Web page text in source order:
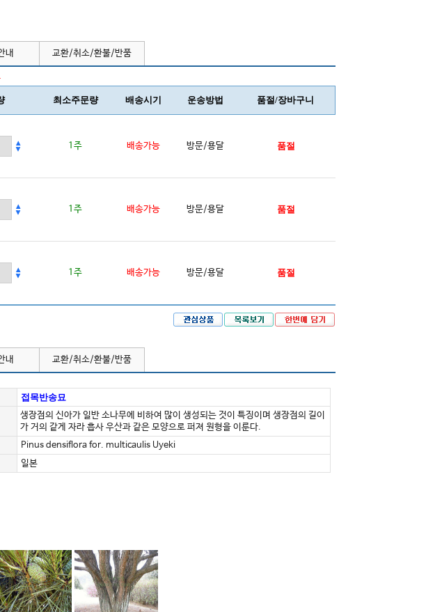
내 교환/취소/환불/반품
최소주문량 배송시기 운송방법 품절/장바구니
1주 배송가능 방문/용달 품절
1주 배송가능 방문/용달 품절
1주 배송가능 방문/용달 품절
내 교환/취소/환불/반품
접목반송묘
생장점의 신아가 일반 소나무에 비하여 많이 생성되는 것이 특징이며 생장점의 길이
가 거의 같게 자라 흡사 우산과 같은 모양으로 퍼져 원형을 이룬다.
Pinus densiflora for. multicaulis Uyeki
일본